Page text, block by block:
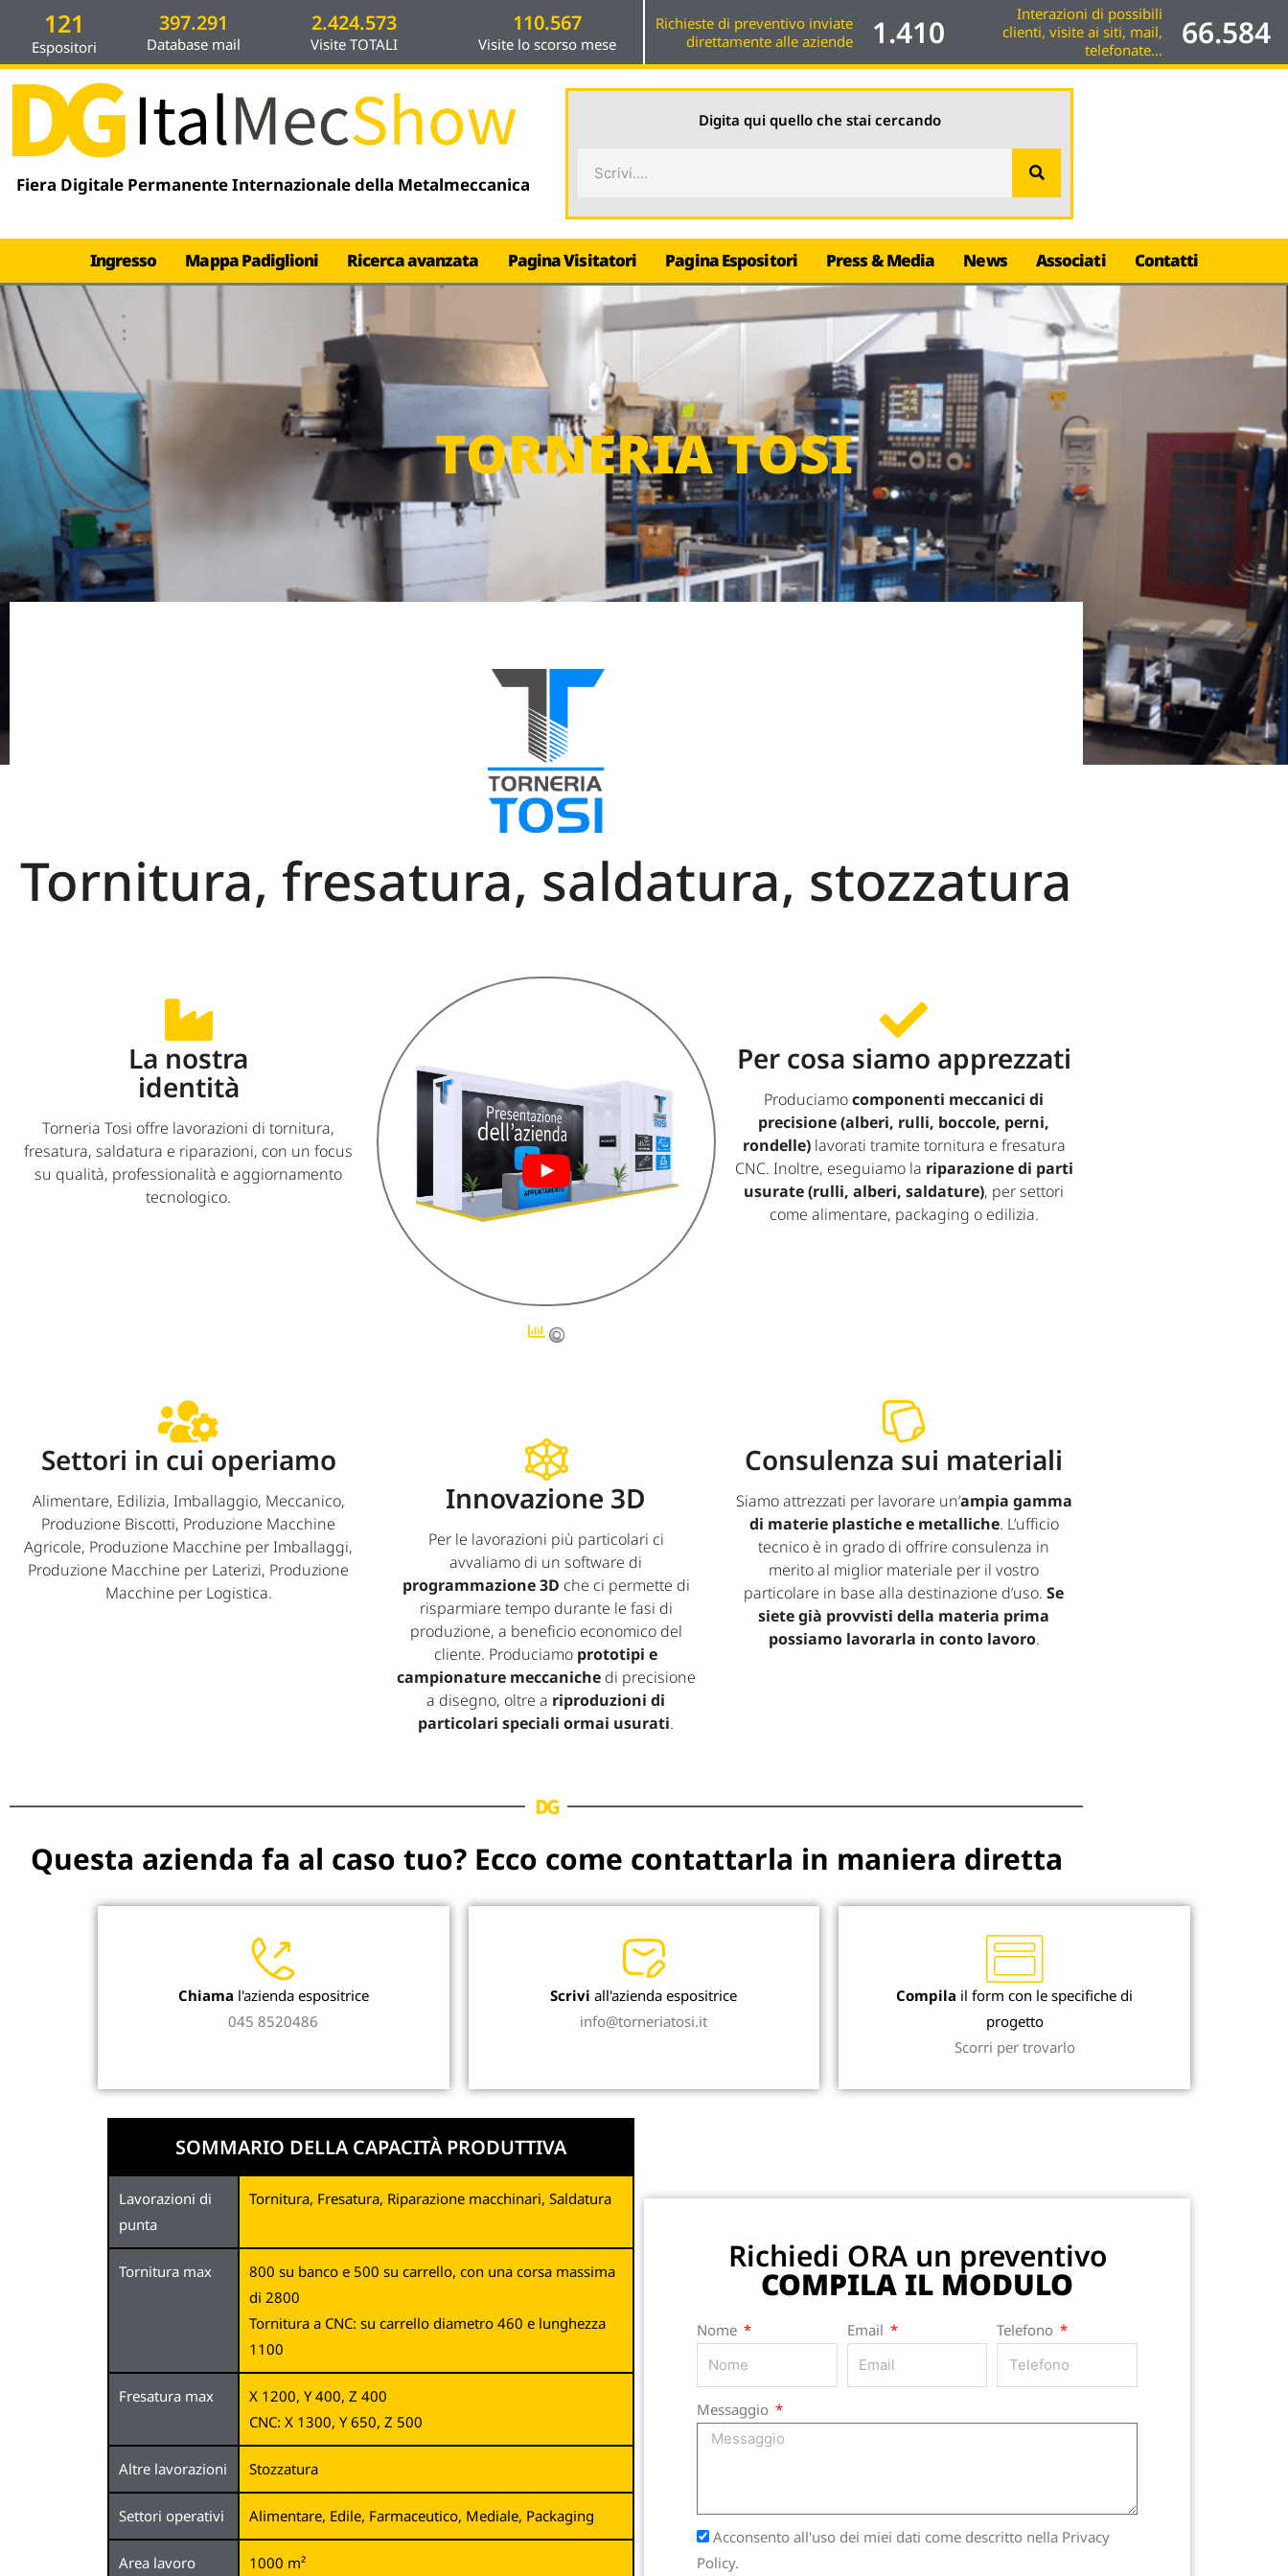
121
Espositori
397.291
Database mail
2.424.573
Visite TOTALI
110.567
Visite lo scorso mese
Richieste di preventivo inviate
direttamente alle aziende
1.410
Interazioni di possibili
clienti, visite ai siti, mail,
telefonate...
66.584
Fiera Digitale Permanente Internazionale della Metalmeccanica
Digita qui quello che stai cercando
Ingresso Mappa Padiglioni Ricerca avanzata Pagina Visitatori Pagina Espositori Press & Media News Associati Contatti
TORNERIA TOSI
Tornitura, fresatura, saldatura, stozzatura
La nostra
identità
Torneria Tosi offre lavorazioni di tornitura,
fresatura, saldatura e riparazioni, con un focus
su qualità, professionalità e aggiornamento
tecnologico.
Per cosa siamo apprezzati
Produciamocomponenti meccanici di
precisione (alberi, rulli, boccole, perni,
rondelle)lavorati tramite tornitura e fresatura
CNC. Inoltre, eseguiamo la riparazione di parti
usurate (rulli, alberi, saldature), per settori
come alimentare, packaging o edilizia.
Settori in cui operiamo
Alimentare, Edilizia, Imballaggio, Meccanico,
Produzione Biscotti, Produzione Macchine
Agricole, Produzione Macchine per Imballaggi,
Produzione Macchine per Laterizi, Produzione
Macchine per Logistica.
Innovazione 3D
Per le lavorazioni più particolari ci
avvaliamo di un software di
programmazione 3D che ci permette di
risparmiare tempo durante le fasi di
produzione, a beneficio economico del
cliente. Produciamo prototipi e
campionature meccanichedi precisione
a disegno, oltre a riproduzioni di
particolari speciali ormai usurati.
Consulenza sui materiali
Siamo attrezzati per lavorare un’ampia gamma
di materie plastiche e metalliche. L’ufficio
tecnico è in grado di offrire consulenza in
merito al miglior materiale per il vostro
particolare in base alla destinazione d’uso.Se
siete già provvisti della materia prima
possiamo lavorarla in conto lavoro.
DG
Questa azienda fa al caso tuo? Ecco come contattarla in maniera diretta
Chiama l'azienda espositrice
045 8520486
Scrivi all'azienda espositrice
info@torneriatosi.it
Compila il form con le specifiche di
progetto
Scorri per trovarlo
SOMMARIO DELLA CAPACITÀ PRODUTTIVA
Lavorazioni di
punta
Tornitura, Fresatura, Riparazione macchinari, Saldatura
Tornitura max
800 su banco e 500 su carrello, con una corsa massima
di 2800
Tornitura a CNC: su carrello diametro 460 e lunghezza
1100
Fresatura max
X 1200, Y 400, Z 400
CNC: X 1300, Y 650, Z 500
Altre lavorazioni Stozzatura
Settori operativi Alimentare, Edile, Farmaceutico, Mediale, Packaging
Area lavoro 1000 m²
Richiedi ORA un preventivo
COMPILA IL MODULO
Nome Email Telefono
Messaggio
Acconsento all'uso dei miei dati come descritto nella Privacy
Policy.